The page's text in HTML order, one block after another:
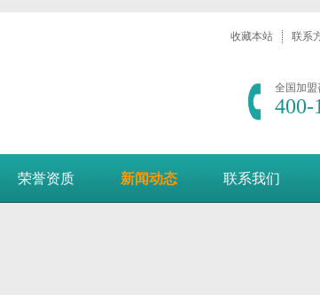
收藏本站 联系
全国加盟
400-
荣誉资质 新闻动态 联系我们